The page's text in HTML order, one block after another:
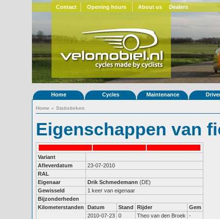
Contact Opening hours About us Dealers
Home Cycles Maintenance
Home » Statistieken
Eigenschappen van
Variant
Afleverdatum
23-07-2010
RAL
Eigenaar
Drik Schmedemann (DE)
Gewisseld
1 keer van eigenaar
Bijzonderheden
Kilometerstanden
Datum Stand Rijder
Gem
2010-07-23 0 Theo van den Broek
-